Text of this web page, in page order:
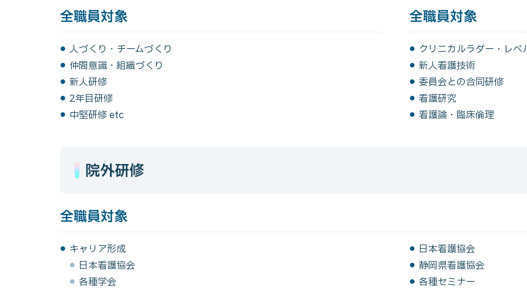
全職員対象
人づくり・チームづくり
仲間意識・組織づくり
新人研修
2年目研修
中堅研修 etc
全職員対象
クリニカルラダー・レベ
新人看護技術
委員会との合同研修
看護研究
看護論・臨床倫理
院外研修
全職員対象
キャリア形成
日本看護協会
各種学会
日本看護協会
静岡県看護協会
各種セミナー